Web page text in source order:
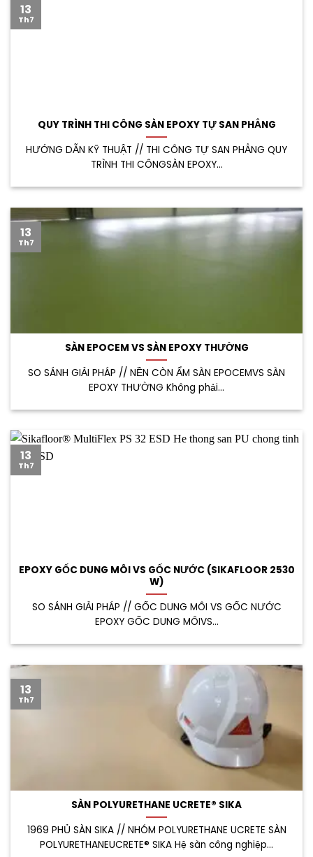
QUY TRÌNH THI CÔNG SÀN EPOXY TỰ SAN PHẲNG
HƯỚNG DẪN KỸ THUẬT // THI CÔNG TỰ SAN PHẲNG QUY
TRÌNH THI CÔNGSÀN EPOXY...
13
Th7
SÀN EPOCEM VS SÀN EPOXY THƯỜNG
SO SÁNH GIẢI PHÁP // NỀN CÒN ẨM SÀN EPOCEMVS SÀN
EPOXY THƯỜNG Không phải...
13
Th7
EPOXY GỐC DUNG MÔI VS GỐC NƯỚC (SIKAFLOOR 2530
W)
SO SÁNH GIẢI PHÁP // GỐC DUNG MÔI VS GỐC NƯỚC
EPOXY GỐC DUNG MÔIVS...
13
Th7
SÀN POLYURETHANE UCRETE® SIKA
1969 PHỦ SÀN SIKA // NHÓM POLYURETHANE UCRETE SÀN
POLYURETHANEUCRETE® SIKA Hệ sàn công nghiệp...
13
Th7